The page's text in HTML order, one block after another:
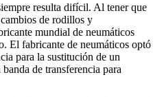
resulta difícil. Al tener que
cambios de rodillos y
mundial de neumáticos
El fabricante de neumáticos optó
para la sustitución de un
de transferencia para